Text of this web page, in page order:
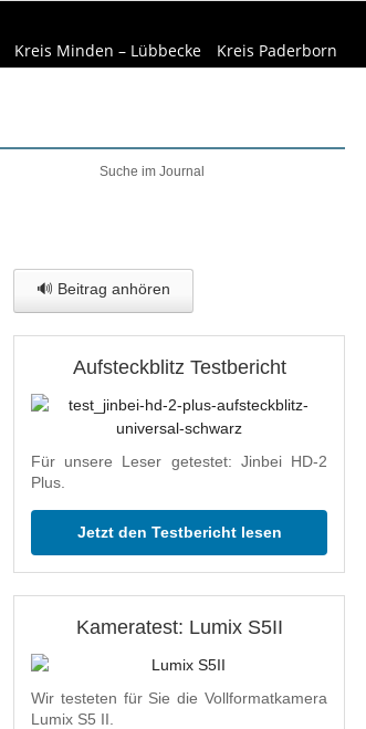
Kreis Minden – Lübbecke Kreis Paderborn
🔊 Beitrag anhören
Aufsteckblitz Testbericht
Für unsere Leser getestet: Jinbei HD-2
Plus.
Jetzt den Testbericht lesen
Kameratest: Lumix S5II
Wir testeten für Sie die Vollformatkamera
Lumix S5 II.